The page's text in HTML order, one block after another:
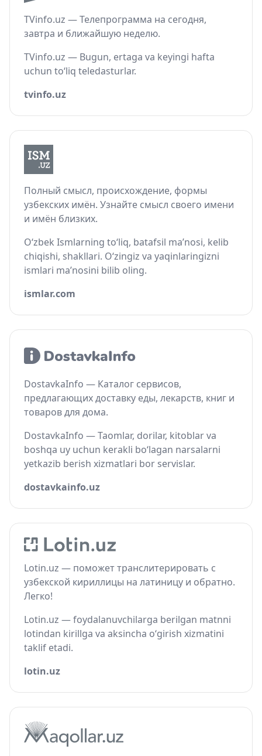
TVinfo.uz — Телепрограмма на сегодня,
завтра и ближайшую неделю.
TVinfo.uz — Bugun, ertaga va keyingi hafta
uchun to‘liq teledasturlar.
tvinfo.uz
Полный смысл, происхождение, формы
узбекских имён. Узнайте смысл своего имени
и имён близких.
O‘zbek Ismlarning to‘liq, batafsil ma’nosi, kelib
chiqishi, shakllari. O‘zingiz va yaqinlaringizni
ismlari ma’nosini bilib oling.
ismlar.com
DostavkaInfo — Каталог сервисов,
предлагающих доставку еды, лекарств, книг и
товаров для дома.
DostavkaInfo — Taomlar, dorilar, kitoblar va
boshqa uy uchun kerakli bo‘lagan narsalarni
yetkazib berish xizmatlari bor servislar.
dostavkainfo.uz
Lotin.uz — поможет транслитерировать с
узбекской кириллицы на латиницу и обратно.
Легко!
Lotin.uz — foydalanuvchilarga berilgan matnni
lotindan kirillga va aksincha o‘girish xizmatini
taklif etadi.
lotin.uz